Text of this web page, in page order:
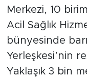
Merkezi, 10
Acil Sağlık
bünyesinde
Yerleşkesi’nin
Yaklaşık 3 bin